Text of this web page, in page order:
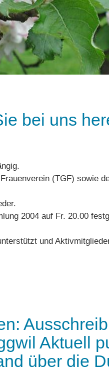
bei uns
(TGF) sowie
2004 auf Fr. 20.00
und
Aktuell
über die